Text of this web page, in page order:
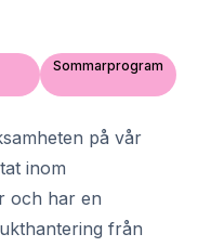
Sommarprogram
på vår
inom
och har en
från